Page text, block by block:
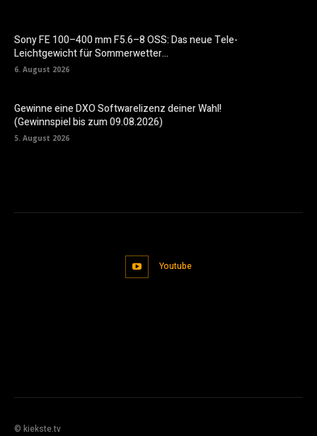
Sony FE 100–400 mm F5.6–8 OSS: Das neue Tele-
Leichtgewicht für Sommerwetter…
6. August 2026
Gewinne eine DXO Softwarelizenz deiner Wahl!
(Gewinnspiel bis zum 09.08.2026)
5. August 2026
Youtube
© kiekste.tv